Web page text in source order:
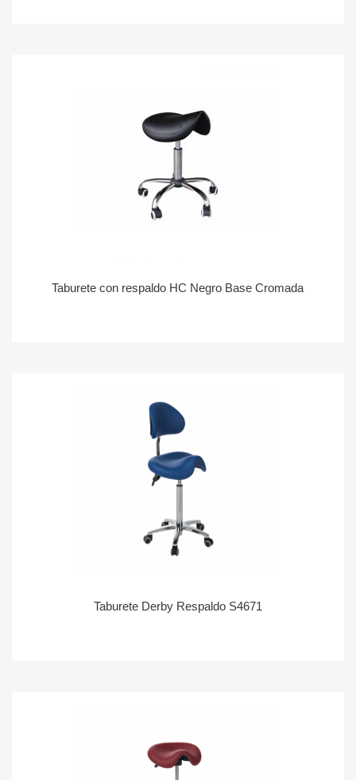
Taburete con respaldo HC Negro Base Cromada
Taburete Derby Respaldo S4671